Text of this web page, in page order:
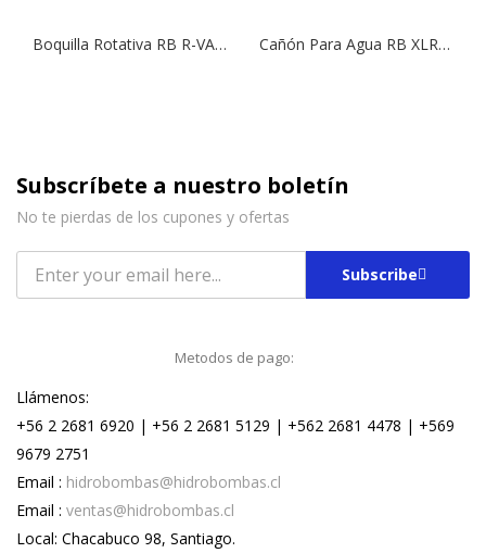
Boquilla Rotativa RB R-VAN 14 | 45º – 270º Cañón Para Agua RB XLR Fijo 44º
Subscríbete a nuestro boletín
No te pierdas de los cupones y ofertas
Subscribe
Metodos de pago:
Llámenos:
+56 2 2681 6920 | +56 2 2681 5129 | +562 2681 4478 | +569
9679 2751
Email : hidrobombas@hidrobombas.cl
Email : ventas@hidrobombas.cl
Local: Chacabuco 98, Santiago.